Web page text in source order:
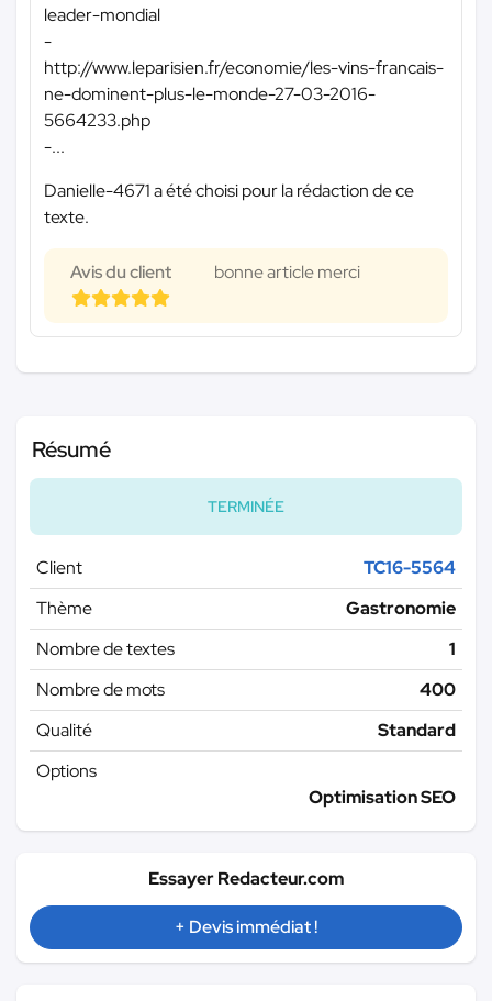
leader-mondial
-
http://www.leparisien.fr/economie/les-vins-francais-
ne-dominent-plus-le-monde-27-03-2016-
5664233.php
-...
Danielle-4671 a été choisi pour la rédaction de ce
texte.
Avis du client bonne article merci
Résumé
TERMINÉE
Client
TC16-5564
Thème
Gastronomie
Nombre de textes
1
Nombre de mots
400
Qualité
Standard
Options
Optimisation SEO
Essayer Redacteur.com
+ Devis immédiat !